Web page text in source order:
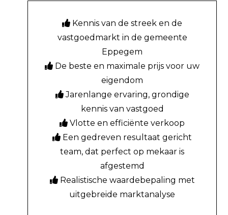
Kennis van de streek en de
vastgoedmarkt in de gemeente
Eppegem
De beste en maximale prijs voor uw
eigendom
Jarenlange ervaring, grondige
kennis van vastgoed
Vlotte en efficiënte verkoop
Een gedreven resultaat gericht
team, dat perfect op mekaar is
afgestemd
Realistische waardebepaling met
uitgebreide marktanalyse